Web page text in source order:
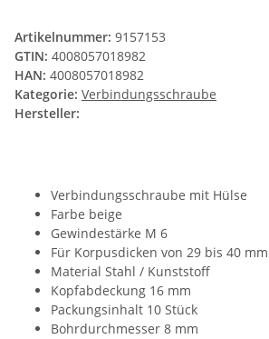
Artikelnummer: 9157153
GTIN: 4008057018982
HAN: 4008057018982
Kategorie: Verbindungsschraube
Hersteller:
Verbindungsschraube mit Hülse
Farbe beige
Gewindestärke M 6
Für Korpusdicken von 29 bis 40 mm
Material Stahl / Kunststoff
Kopfabdeckung 16 mm
Packungsinhalt 10 Stück
Bohrdurchmesser 8 mm